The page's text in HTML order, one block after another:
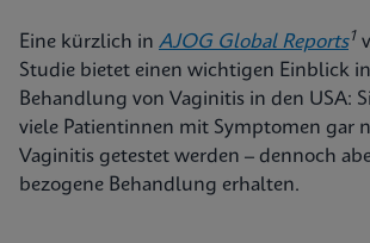
Eine kürzlich in AJOG Global Reports1
Studie bietet einen wichtigen Einblick
Behandlung von Vaginitis in den USA:
viele Patientinnen mit Symptomen gar
Vaginitis getestet werden – dennoch
bezogene Behandlung erhalten.